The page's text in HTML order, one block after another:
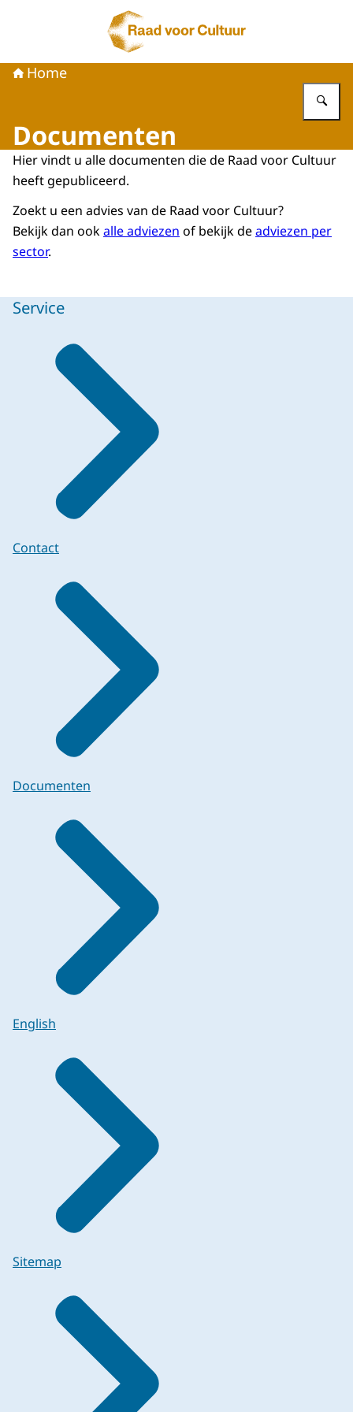
Naar de homepage van Raad voor Cultuur
Home
Documenten
Hier vindt u alle documenten die de Raad voor Cultuur
heeft gepubliceerd.
Zoekt u een advies van de Raad voor Cultuur?
Bekijk dan ookalle adviezen of bekijk deadviezen per
sector.
Service
Contact
Documenten
English
Sitemap